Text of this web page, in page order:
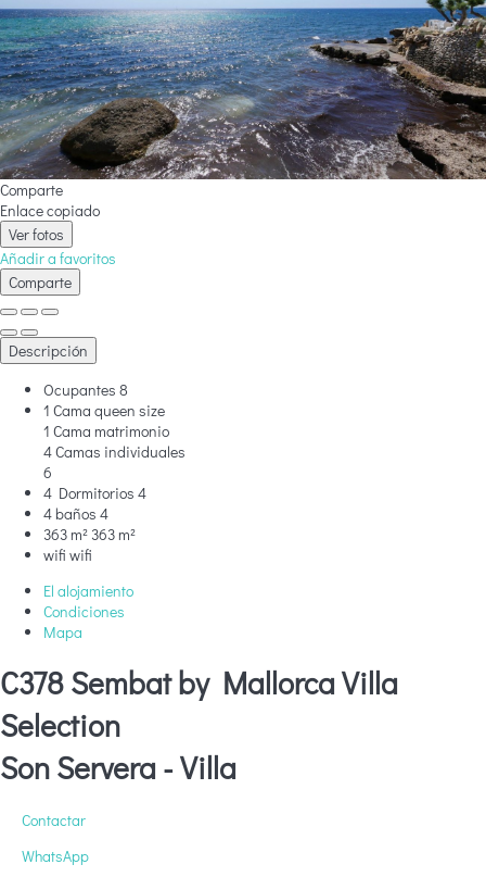
Comparte
Enlace copiado
Ver fotos
Añadir a favoritos
Comparte
Descripción
Ocupantes 8
1 Cama queen size
1 Cama matrimonio
4 Camas individuales
6
4 Dormitorios 4
4 baños 4
363 m² 363 m²
wifi wifi
El alojamiento
Condiciones
Mapa
C378 Sembat by Mallorca Villa
Selection
Son Servera -Villa
Contactar
WhatsApp